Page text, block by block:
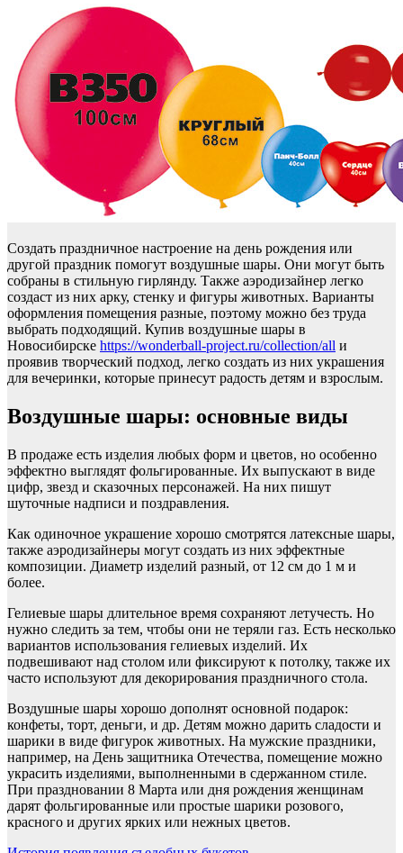
Создать праздничное настроение на день рождения или
другой праздник помогут воздушные шары. Они могут быть
собраны в стильную гирлянду. Также аэродизайнер легко
создаст из них арку, стенку и фигуры животных. Варианты
оформления помещения разные, поэтому можно без труда
выбрать подходящий. Купив воздушные шары в
Новосибирске https://wonderball-project.ru/collection/all и
проявив творческий подход, легко создать из них украшения
для вечеринки, которые принесут радость детям и взрослым.
Воздушные шары: основные виды
В продаже есть изделия любых форм и цветов, но особенно
эффектно выглядят фольгированные. Их выпускают в виде
цифр, звезд и сказочных персонажей. На них пишут
шуточные надписи и поздравления.
Как одиночное украшение хорошо смотрятся латексные шары,
также аэродизайнеры могут создать из них эффектные
композиции. Диаметр изделий разный, от 12 см до 1 м и
более.
Гелиевые шары длительное время сохраняют летучесть. Но
нужно следить за тем, чтобы они не теряли газ. Есть несколько
вариантов использования гелиевых изделий. Их
подвешивают над столом или фиксируют к потолку, также их
часто используют для декорирования праздничного стола.
Воздушные шары хорошо дополнят основной подарок:
конфеты, торт, деньги, и др. Детям можно дарить сладости и
шарики в виде фигурок животных. На мужские праздники,
например, на День защитника Отечества, помещение можно
украсить изделиями, выполненными в сдержанном стиле.
При праздновании 8 Марта или дня рождения женщинам
дарят фольгированные или простые шарики розового,
красного и других ярких или нежных цветов.